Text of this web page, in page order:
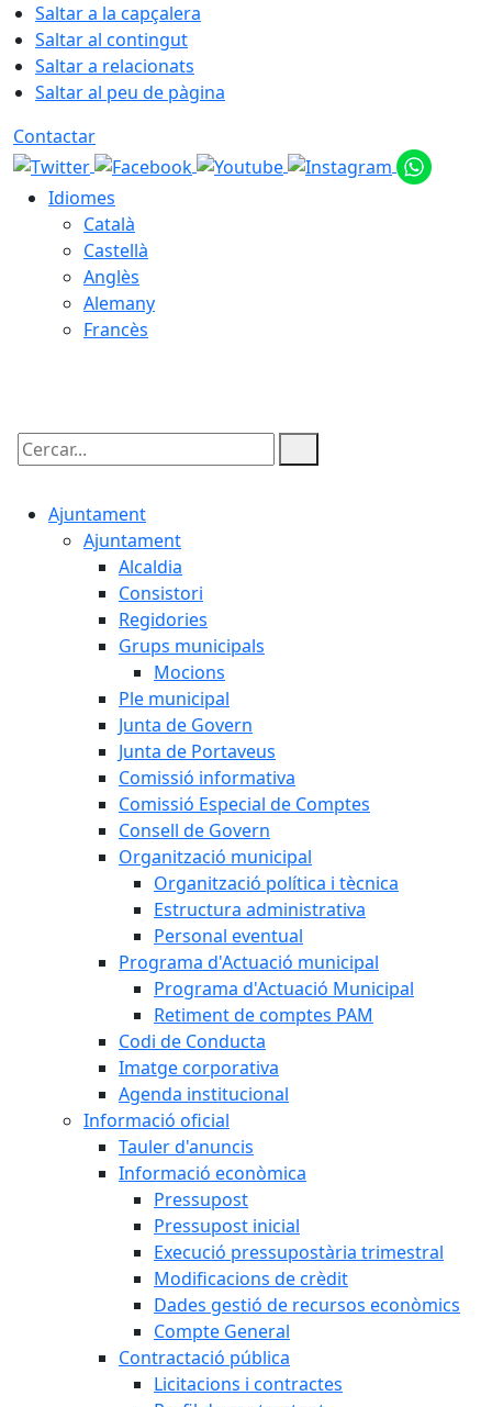
Saltar a la capçalera
Saltar al contingut
Saltar a relacionats
Saltar al peu de pàgina
Contactar
Idiomes
Català
Castellà
Anglès
Alemany
Francès
Cercar:
Ajuntament
Ajuntament
Alcaldia
Consistori
Regidories
Grups municipals
Mocions
Ple municipal
Junta de Govern
Junta de Portaveus
Comissió informativa
Comissió Especial de Comptes
Consell de Govern
Organització municipal
Organització política i tècnica
Estructura administrativa
Personal eventual
Programa d'Actuació municipal
Programa d'Actuació Municipal
Retiment de comptes PAM
Codi de Conducta
Imatge corporativa
Agenda institucional
Informació oficial
Tauler d'anuncis
Informació econòmica
Pressupost
Pressupost inicial
Execució pressupostària trimestral
Modificacions de crèdit
Dades gestió de recursos econòmics
Compte General
Contractació pública
Licitacions i contractes